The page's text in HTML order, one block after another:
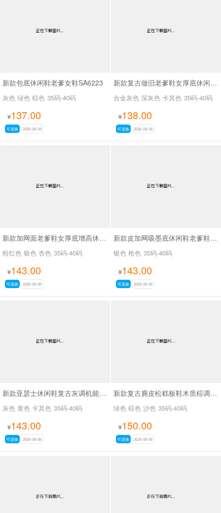
新款包底休闲鞋老爹女鞋SA6223
灰色 绿色 棕色 35码-40码
¥137.00
可退换 2026-08-09
新款复古做旧老爹鞋女厚底休闲运动鞋SA2680
合金灰色 深灰色 卡其色 35码-40码
¥138.00
可退换 2026-08-08
新款加网面老爹鞋女厚底增高休闲运动女鞋SA2679
粉红色 银色 杏色 35码-40码
¥143.00
可退换 2026-08-08
新款皮加网吸墨底休闲鞋老爹鞋SA6078
银色 枪色 35码-40码
¥143.00
可退换 2026-08-08
新款亚瑟士休闲鞋复古灰调机能老爹鞋SA17022-1
灰色 黄色 卡其色 35码-40码
¥143.00
可退换 2026-08-08
新款复古麂皮松糕板鞋木质棕调秋磨砂皮休闲鞋SA2111
绿色 棕色 沙色 35码-40码
¥150.00
可退换 2026-08-08